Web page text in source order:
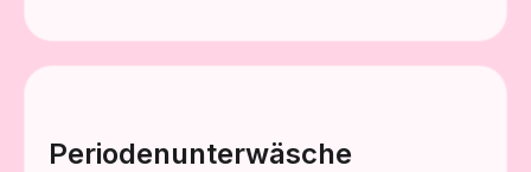
Periodenunterwäsche